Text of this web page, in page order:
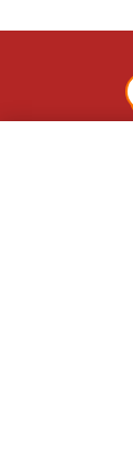
Generali